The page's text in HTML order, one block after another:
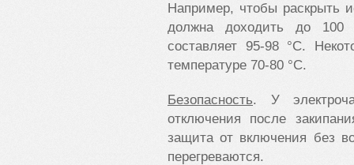
Например, чтобы раскрыть
должна доходить до 100
составляет 95-98 °С.
температуре 70-80 °С.
Безопасность. У
отключения после
защита от включения без
перегреваются.